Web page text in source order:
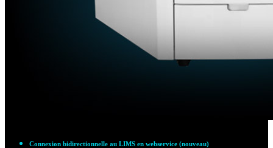
Connexion bidirectionnelle au LIMS en webservice (nouveau)